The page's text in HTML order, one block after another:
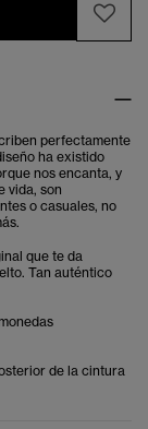
perfectamente
ha existido
nos encanta, y
vida, son
o casuales, no
que te da
Tan auténtico
de la cintura